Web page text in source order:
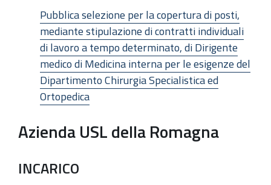
Pubblica selezione per la copertura di posti,
mediante stipulazione di contratti individuali
di lavoro a tempo determinato, di Dirigente
medico di Medicina interna per le esigenze del
Dipartimento Chirurgia Specialistica ed
Ortopedica
Azienda USL della Romagna
INCARICO